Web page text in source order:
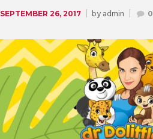
SEPTEMBER 26, 2017 byadmin 0